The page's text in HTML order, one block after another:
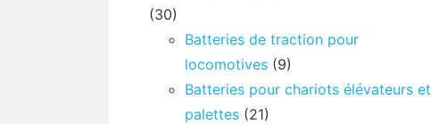
(30)
Batteries de traction pour
locomotives (9)
Batteries pour chariots élévateurs et
palettes (21)